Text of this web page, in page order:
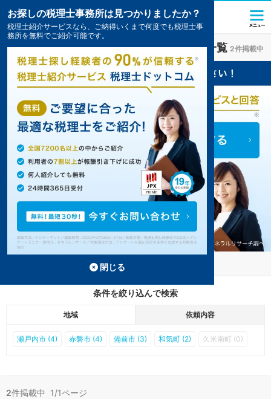
和気駅(岡山県)の税理士・会計事務所の一覧 2件掲載中
和気の和気駅の事務所が2件見つかりました。
条件を絞り込んで検索
地域 依頼内容
瀬戸内市 (4) 赤磐市 (4) 備前市 (3) 和気町 (2) 久米南町 (0)
2件掲載中 1/1ページ
お探しの税理士事務所は見つかりましたか？
税理士紹介サービスなら、ご納得いくまで何度でも税理士事
務所を無料でご紹介可能です。
閉じる